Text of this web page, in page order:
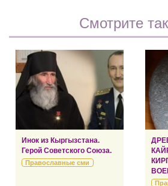
Смотрите
Инок из Кыргызстана.
Герой Советского Союза.
Православные сми